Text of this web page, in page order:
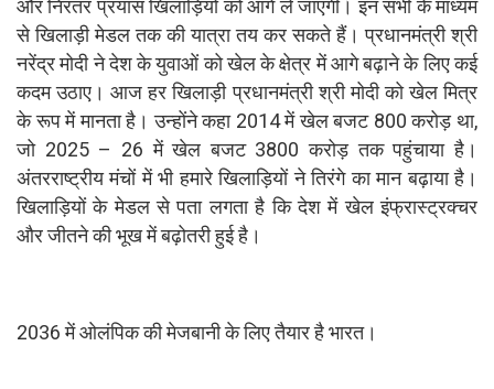
और निरंतर प्रयास खिलाड़ियों को आगे ले जाएगी। इन सभी के माध्यम
से खिलाड़ी मेडल तक की यात्रा तय कर सकते हैं। प्रधानमंत्री श्री
नरेंद्र मोदी ने देश के युवाओं को खेल के क्षेत्र में आगे बढ़ाने के लिए कई
कदम उठाए। आज हर खिलाड़ी प्रधानमंत्री श्री मोदी को खेल मित्र
के रूप में मानता है। उन्होंने कहा 2014 में खेल बजट 800 करोड़ था,
जो 2025 – 26 में खेल बजट 3800 करोड़ तक पहुंचाया है।
अंतरराष्ट्रीय मंचों में भी हमारे खिलाड़ियों ने तिरंगे का मान बढ़ाया है।
खिलाड़ियों के मेडल से पता लगता है कि देश में खेल इंफ्रास्ट्रक्चर
और जीतने की भूख में बढ़ोतरी हुई है।
2036 में ओलंपिक की मेजबानी के लिए तैयार है भारत।